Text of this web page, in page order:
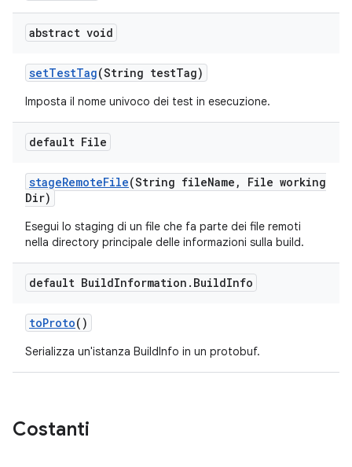
abstract void
setTestTag(String testTag)
Imposta il nome univoco dei test in esecuzione.
default File
stageRemoteFile(String fileName ,
File working
Dir)
Esegui lo staging di un file che fa parte dei file remoti
nella directory principale delle informazioni sulla build.
default BuildInformation . BuildInfo
toProto()
Serializza un'istanza BuildInfo in un protobuf.
Costanti